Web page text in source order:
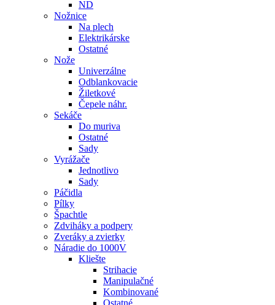
ND
Nožnice
Na plech
Elektrikárske
Ostatné
Nože
Univerzálne
Odblankovacie
Žiletkové
Čepele náhr.
Sekáče
Do muriva
Ostatné
Sady
Vyrážače
Jednotlivo
Sady
Páčidla
Pílky
Špachtle
Zdviháky a podpery
Zveráky a zvierky
Náradie do 1000V
Kliešte
Strihacie
Manipulačné
Kombinované
Ostatné